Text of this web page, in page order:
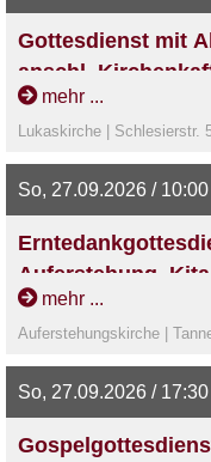
Gottesdienst mit
anschl.
mehr ...
Lukaskirche | Schlesierstr.
So, 27.09.2026 /
Auferstehung,
anschl.
mehr ...
Auferstehungskirche |
So, 27.09.2026 /